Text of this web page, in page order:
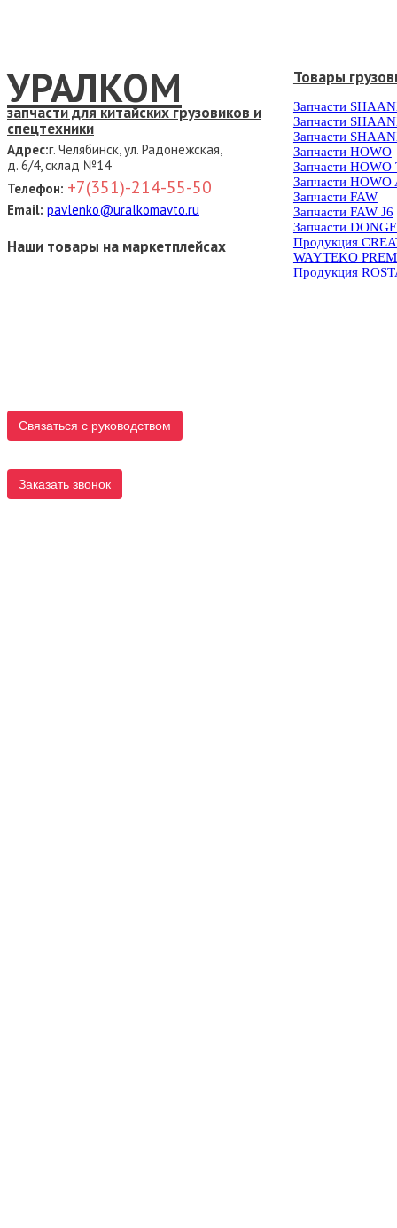
УРАЛКОМ
запчасти для китайских грузовиков и
спецтехники
Адрес:г. Челябинск, ул. Радонежская,
д. 6/4, склад №14
Телефон: +7(351)-214-55-50
Email: pavlenko@uralkomavto.ru
Наши товары на маркетплейсах
Связаться с руководством
Заказать звонок
Товары
Запчасти
Запчасти
Запчасти
Запчасти HOWO
Запчасти HOWO
Запчасти HOWO
Запчасти FAW
Запчасти FAW J6
Запчасти
Продукция
WAYTEKO
Продукция